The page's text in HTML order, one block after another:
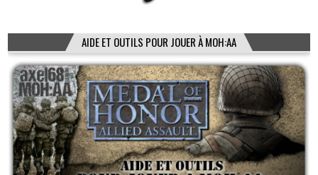
AIDE ET OUTILS POUR JOUER À MOH:AA